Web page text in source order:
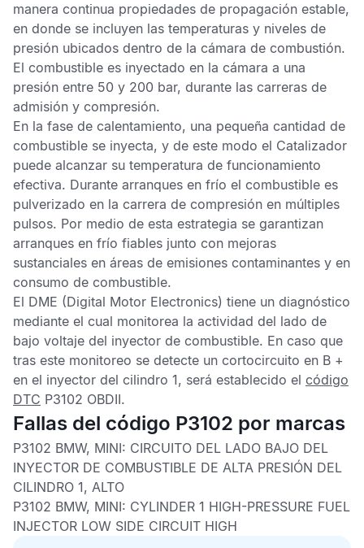
manera continua propiedades de propagación estable,
en donde se incluyen las temperaturas y niveles de
presión ubicados dentro de la cámara de combustión.
El combustible es inyectado en la cámara a una
presión entre 50 y 200 bar, durante las carreras de
admisión y compresión.
En la fase de calentamiento, una pequeña cantidad de
combustible se inyecta, y de este modo el Catalizador
puede alcanzar su temperatura de funcionamiento
efectiva. Durante arranques en frío el combustible es
pulverizado en la carrera de compresión en múltiples
pulsos. Por medio de esta estrategia se garantizan
arranques en frío fiables junto con mejoras
sustanciales en áreas de emisiones contaminantes y en
consumo de combustible.
El DME (Digital Motor Electronics) tiene un diagnóstico
mediante el cual monitorea la actividad del lado de
bajo voltaje del inyector de combustible. En caso que
tras este monitoreo se detecte un cortocircuito en B +
en el inyector del cilindro 1, será establecido el código
DTC P3102 OBDII.
Fallas del código P3102 por marcas
P3102 BMW, MINI: CIRCUITO DEL LADO BAJO DEL
INYECTOR DE COMBUSTIBLE DE ALTA PRESIÓN DEL
CILINDRO 1, ALTO
P3102 BMW, MINI: CYLINDER 1 HIGH-PRESSURE FUEL
INJECTOR LOW SIDE CIRCUIT HIGH